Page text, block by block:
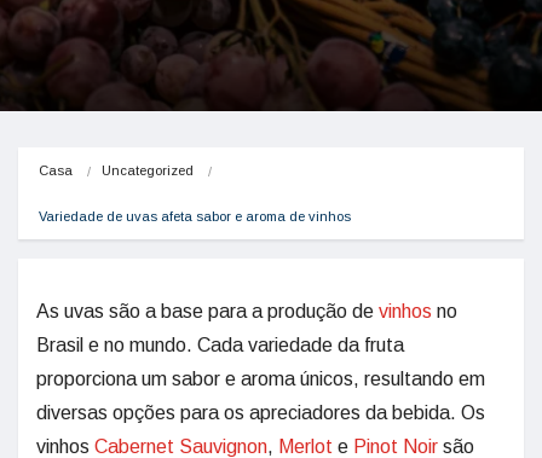
Casa Uncategorized
Variedade de uvas afeta sabor e aroma de vinhos
As uvas são a base para a produção de vinhos no
Brasil e no mundo. Cada variedade da fruta
proporciona um sabor e aroma únicos, resultando em
diversas opções para os apreciadores da bebida. Os
vinhos Cabernet Sauvignon, Merlot e Pinot Noir são